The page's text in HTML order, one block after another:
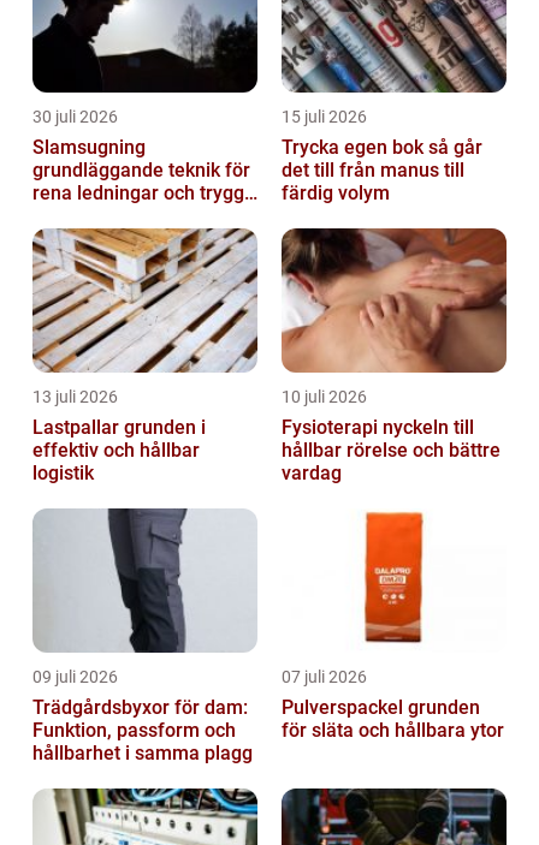
30 juli 2026
Slamsugning
grundläggande teknik för
rena ledningar och trygg
15 juli 2026
Trycka egen bok så går
det till från manus till
färdig volym
13 juli 2026
Lastpallar grunden i
effektiv och hållbar
logistik
10 juli 2026
Fysioterapi nyckeln till
hållbar rörelse och bättre
vardag
09 juli 2026
Trädgårdsbyxor för dam:
Funktion, passform och
hållbarhet i samma plagg
07 juli 2026
Pulverspackel grunden
för släta och hållbara ytor